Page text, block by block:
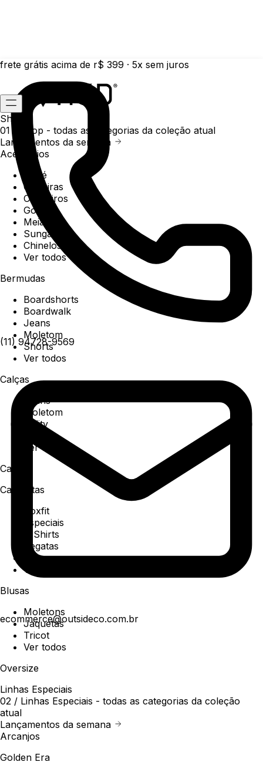
frete grátis acima de r$ 399 · 5x sem juros
(11) 94728-9569
ecommerce@outsideco.com.br
Shop
01 /
Shop - todas as categorias da coleção atual
Lançamentos da semana
Acessórios
Boné
Carteiras
Chaveiros
Gorros
Meias
Sunga
Chinelos
Ver todos
Bermudas
Boardshorts
Boardwalk
Jeans
Moletom
Shorts
Ver todos
Calças
Jeans
Moletom
Utility
Ver todos
Camisa
Camisetas
Boxfit
Especiais
T-Shirts
Regatas
Polo
Ver todos
Blusas
Moletons
Jaquetas
Tricot
Ver todos
Oversize
Linhas Especiais
02 / Linhas Especiais - todas as categorias da coleção
atual
Lançamentos da semana
Arcanjos
Golden Era